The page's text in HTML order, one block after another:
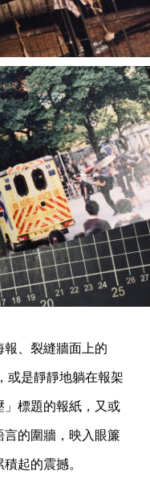
、裂縫牆面上的
或是靜靜地躺在報架
」標題的報紙，又或
的圍牆，映入眼簾
起的震撼。